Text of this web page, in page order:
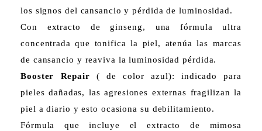
los signos del cansancio y pérdida de luminosidad.
Con extracto de ginseng, una fórmula ultra
concentrada que tonifica la piel, atenúa las marcas
de cansancio y reaviva la luminosidad pérdida.
Booster Repair ( de color azul): indicado para
pieles dañadas, las agresiones externas fragilizan la
piel a diario y esto ocasiona su debilitamiento.
Fórmula que incluye el extracto de mimosa